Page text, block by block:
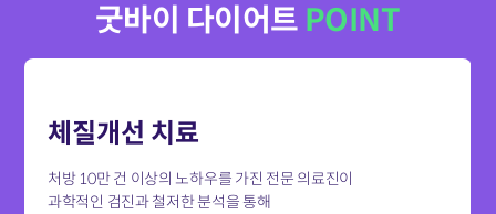
굿바이 다이어트 POINT
체질개선 치료
처방 10만 건 이상의 노하우를 가진 전문 의료진이
과학적인 검진과 철저한 분석을 통해